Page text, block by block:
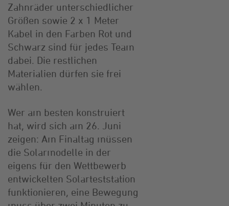
Zahnräder unterschiedlicher
Größen sowie 2 x 1 Meter
Kabel in den Farben Rot und
Schwarz sind für jedes Team
dabei. Die restlichen
Materialien dürfen sie frei
wählen.
Wer am besten konstruiert
hat, wird sich am 26. Juni
zeigen: Am Finaltag müssen
die Solarmodelle in der
eigens für den Wettbewerb
entwickelten Solarteststation
funktionieren, eine Bewegung